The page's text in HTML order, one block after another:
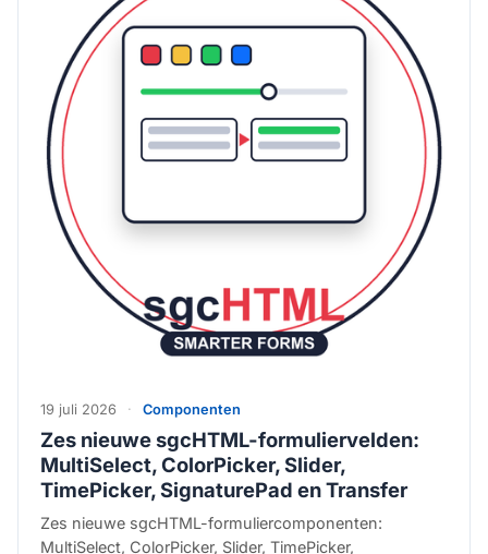
19 juli 2026 · Componenten
Zes nieuwe sgcHTML-formuliervelden:
MultiSelect, ColorPicker, Slider,
TimePicker, SignaturePad en Transfer
Zes nieuwe sgcHTML-formuliercomponenten:
MultiSelect, ColorPicker, Slider, TimePicker,